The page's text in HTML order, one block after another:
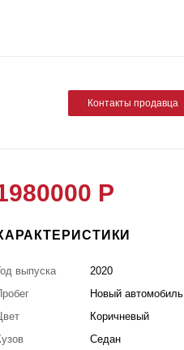
Контакты продавца
Р
выпуска
2020
Новый автомобиль
Коричневый
Седан